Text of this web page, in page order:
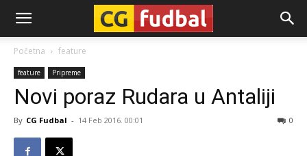
CG-
Fudbal
Početna feature
feature Pripreme
Novi poraz Rudara u Antaliji
By CG Fudbal - 14 Feb 2016. 00:01 0